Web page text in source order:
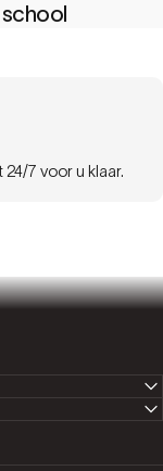
7 voor u klaar.